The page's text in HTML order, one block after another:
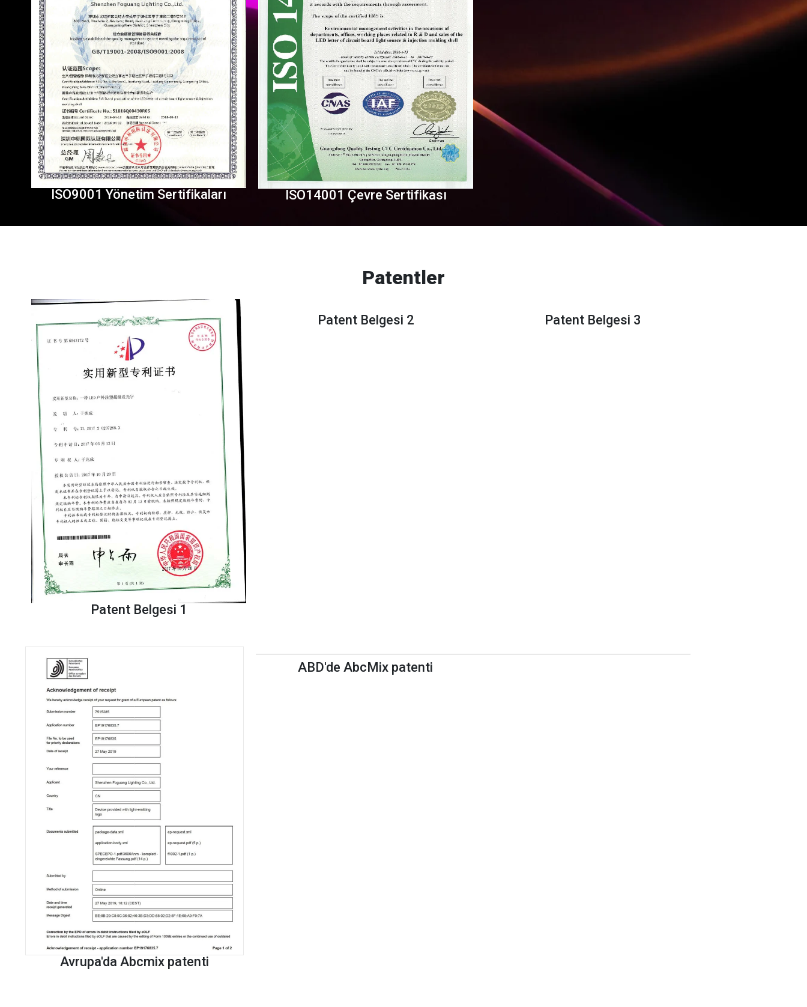
ISO9001 Yönetim Sertifikaları ISO14001 Çevre Sertifikası
Patentler
Patent Belgesi 1
Patent Belgesi 2 Patent Belgesi 3
Avrupa'da Abcmix patenti
ABD'de AbcMix patenti